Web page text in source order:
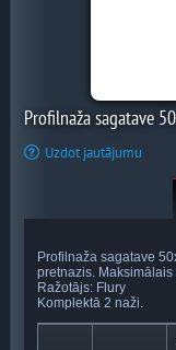
Profilnaža sagatave
Uzdot jautājumu
Profilnaža sagatave
pretnazis.
Ražotājs: Flury
Komplektā 2 naži.